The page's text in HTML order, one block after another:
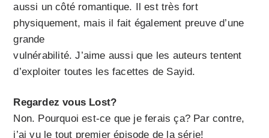
aussi un côté romantique. Il est très fort
physiquement, mais il fait également preuve d’une
grande
vulnérabilité. J’aime aussi que les auteurs tentent
d’exploiter toutes les facettes de Sayid.
Regardez vous Lost?
Non. Pourquoi est-ce que je ferais ça? Par contre,
j’ai vu le tout premier épisode de la série!